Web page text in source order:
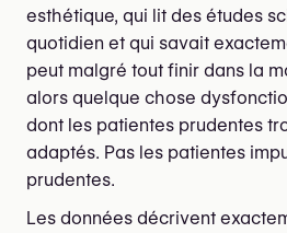
esthétique, qui lit des études
quotidien et qui savait
peut malgré tout finir dans la
alors quelque chose
dont les patientes prudentes
adaptés. Pas les patientes
prudentes.
Les données décrivent